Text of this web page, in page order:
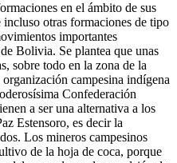
en el ámbito de sus
otras formaciones de tipo
importantes
Bolivia. Se plantea que unas
sobre todo en la zona de la
campesina indígena
Confederación
a ser una alternativa a los
Estensoro, es decir la
Los mineros campesinos
de la hoja de coca, porque